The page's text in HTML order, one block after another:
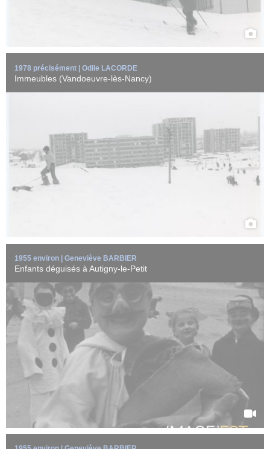
1978 précisément | Odile LACORDE
Immeubles (Vandoeuvre-lès-Nancy)
1955 environ | Geneviève BARBIER
Enfants déguisés à Autigny-le-Petit
Des enfants d'Autigny-le-Petit (Haute-Marne) déguisés pour le
carnaval posent devant ...
EN SAVOIR +
Des enfants s'amusent dans un caniveau d'Autigny-le-Petit
(Haute-Marne) vers ...
EN SAVOIR +